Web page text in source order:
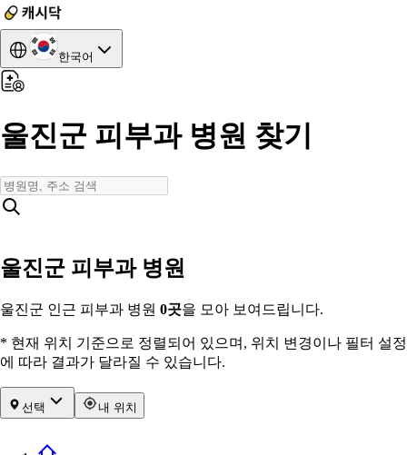
한국어
울진군 피부과 병원 찾기
울진군 피부과 병원
울진군 인근 피부과 병원 0곳을 모아 보여드립니다.
* 현재 위치 기준으로 정렬되어 있으며, 위치 변경이나 필터 설정
에 따라 결과가 달라질 수 있습니다.
선택 내 위치